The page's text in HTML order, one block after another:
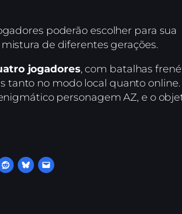
poderão escolher para sua
de diferentes gerações.
jogadores, com batalhas
tanto no modo local quanto online.
personagem AZ, e o